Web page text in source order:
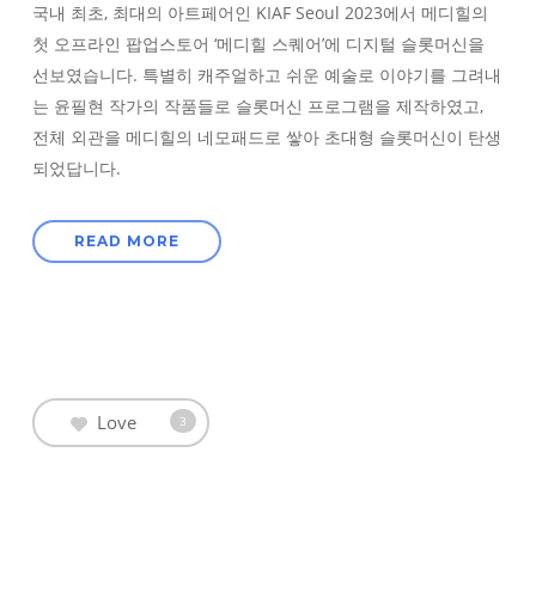
국내 최초, 최대의 아트페어인 KIAF Seoul 2023에서 메디힐의
첫 오프라인 팝업스토어 ‘메디힐 스퀘어’에 디지털 슬롯머신을
선보였습니다. 특별히 캐주얼하고 쉬운 예술로 이야기를 그려내
는 윤필현 작가의 작품들로 슬롯머신 프로그램을 제작하였고,
전체 외관을 메디힐의 네모패드로 쌓아 초대형 슬롯머신이 탄생
되었답니다.
READ MORE
Love 3